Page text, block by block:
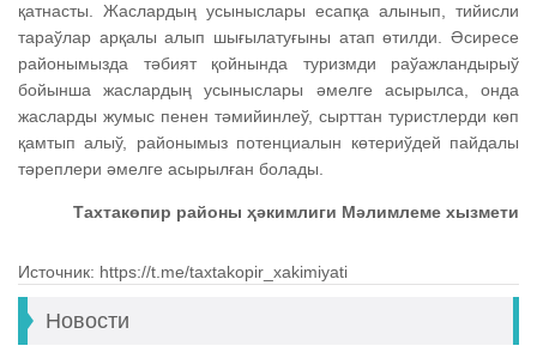
қатнасты. Жаслардың усыныслары есапқа алынып, тийисли
тараўлар арқалы алып шығылатуғыны атап өтилди. Әсиресе
районымызда тәбият қойнында туризмди раўажландырыў
бойынша жаслардың усыныслары әмелге асырылса, онда
жасларды жумыс пенен тәмийинлеў, сырттан туристлерди көп
қамтып алыў, районымыз потенциалын көтериўдей пайдалы
тәреплери әмелге асырылған болады.
Тахтакөпир районы ҳәкимлиги Мәлимлеме хызмети
Источник: https://t.me/taxtakopir_xakimiyati
Новости